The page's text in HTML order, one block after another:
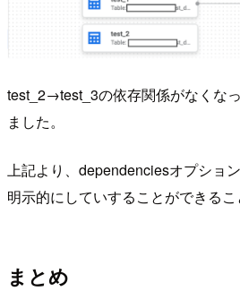
test_2→test_3の依存関係がなくな
ました。
上記より、dependenciesオプショ
明示的にしていすることができるこ
まとめ